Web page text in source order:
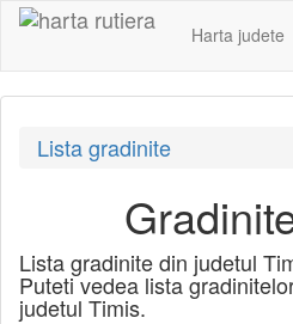
Harta judete
Lista gradinite
Lista gradinite din judetul
Puteti vedea lista
judetul Timis.